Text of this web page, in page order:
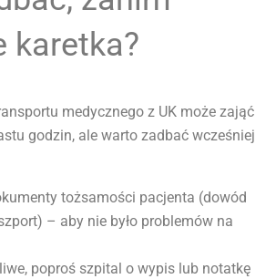
karetka?
medycznego z UK może zająć
godzin, ale warto zadbać wcześniej
tożsamości pacjenta (dowód
– aby nie było problemów na
poproś szpital o wypis lub notatkę